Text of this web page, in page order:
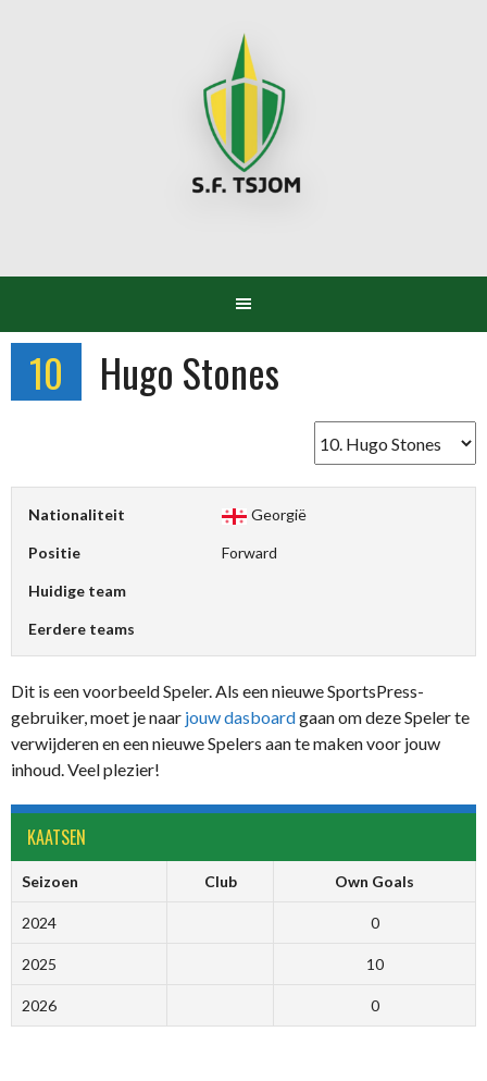
10 Hugo Stones
Nationaliteit Georgië
Positie Forward
Huidige team
Eerdere teams
Dit is een voorbeeld Speler. Als een nieuwe SportsPress-
gebruiker, moet je naar jouw dasboardgaan om deze Speler te
verwijderen en een nieuwe Spelers aan te maken voor jouw
inhoud. Veel plezier!
KAATSEN
Seizoen Club Own Goals
2024 0
2025 10
2026 0